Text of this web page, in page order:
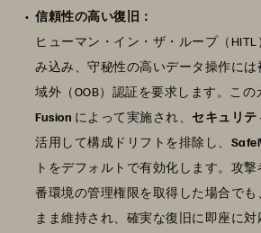
信頼性の高い復旧：
ヒューマン・イン・ザ・ループ（
み込み、守秘性の高いデータ操作に
域外（OOB）認証を要求します。この
Fusion によって実施され、 セキュリ
活用して構成ドリフトを排除し、
トをデフォルトで有効化します。攻撃
番環境の管理権限を取得した場合でも
まま維持され、確実な復旧に即座に対